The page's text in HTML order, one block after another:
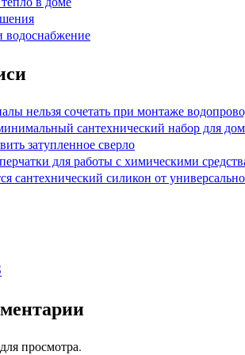
водоснабжение
нельзя сочетать при монтаже
сантехнический набор для
затупленное сверло
для работы с химическими
сантехнический силикон от
просмотра.